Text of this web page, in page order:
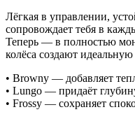
Лёгкая в управлении,
сопровождает тебя в
Теперь — в полностью
колёса создают
• Browny — добавляет
• Lungo — придаёт
• Frossy — сохраняет